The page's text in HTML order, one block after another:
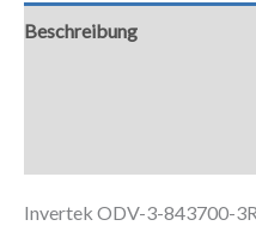
Beschreibung
Invertek ODV-3-843700-